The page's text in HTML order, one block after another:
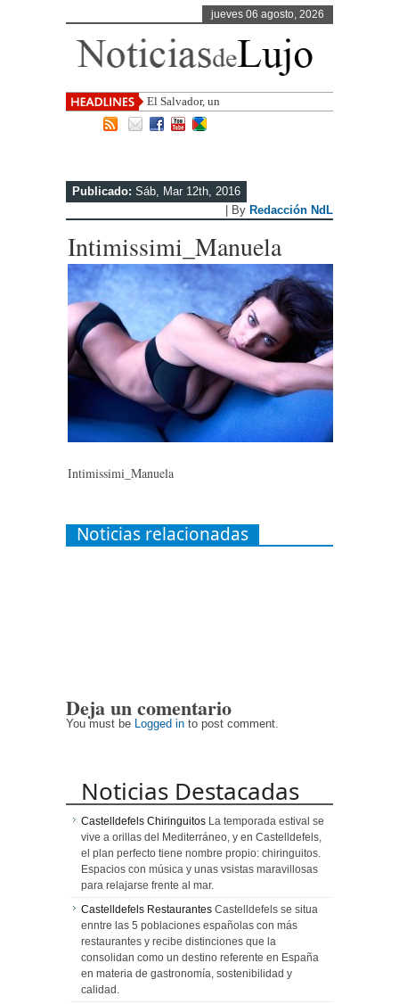
jueves 06 agosto, 2026
El Salvador, uno de los destinos con m
Publicado: Sáb, Mar 12th, 2016
| By Redacción NdL
Intimissimi_Manuela
Intimissimi_Manuela
Noticias relacionadas
Deja un comentario
You must be Logged in to post comment.
Noticias Destacadas
Castelldefels Chiringuitos La temporada estival se
vive a orillas del Mediterráneo, y en Castelldefels,
el plan perfecto tiene nombre propio: chiringuitos.
Espacios con música y unas vsistas maravillosas
para relajarse frente al mar.
Castelldefels Restaurantes Castelldefels se situa
enntre las 5 poblaciones españolas con más
restaurantes y recibe distinciones que la
consolidan como un destino referente en España
en materia de gastronomía, sostenibilidad y
calidad.